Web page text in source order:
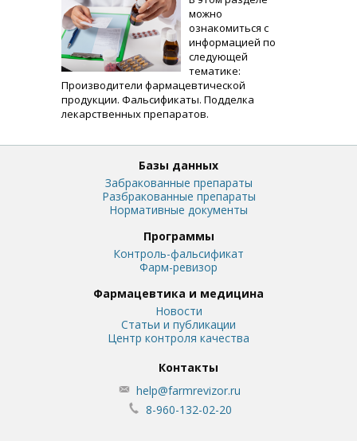
можно
ознакомиться с
информацией по
следующей
тематике:
Производители фармацевтической
продукции. Фальсификаты. Подделка
лекарственных препаратов.
Базы данных
Забракованные препараты
Разбракованные препараты
Нормативные документы
Программы
Контроль-фальсификат
Фарм-ревизор
Фармацевтика и медицина
Новости
Статьи и публикации
Центр контроля качества
Контакты
help@farmrevizor.ru
8-960-132-02-20